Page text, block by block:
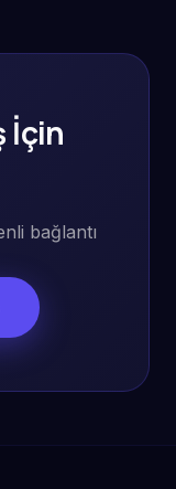
İçin
bağlantı